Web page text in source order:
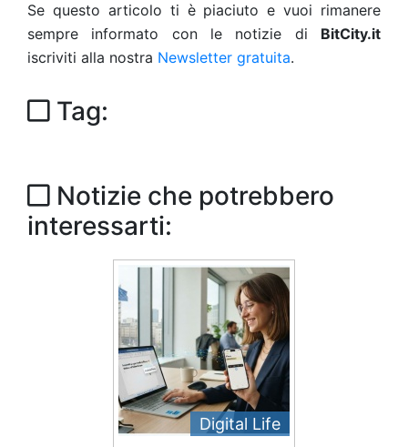
Se questo articolo ti è piaciuto e vuoi rimanere
sempre informato con le notizie di BitCity.it
iscriviti alla nostra Newsletter gratuita.
Tag:
Notizie che potrebbero
interessarti:
Digital Life